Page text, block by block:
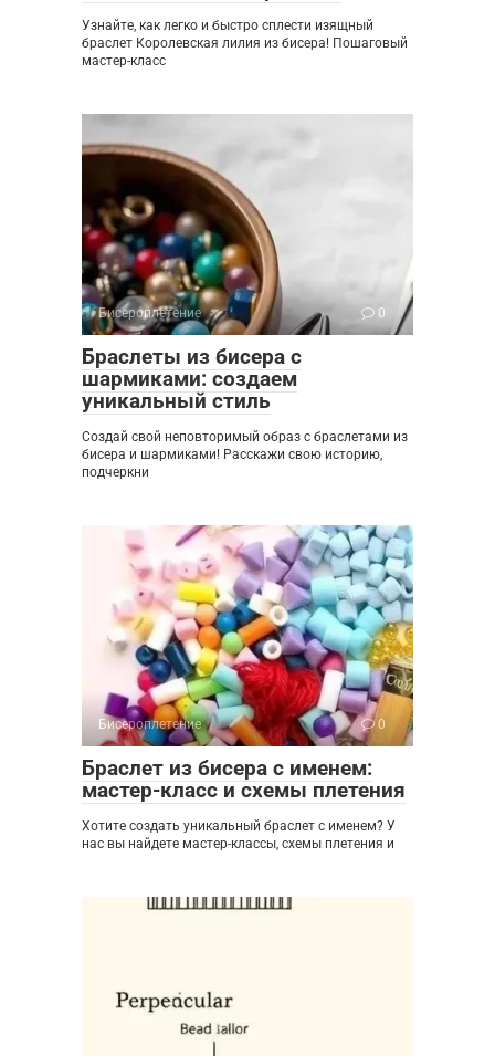
Узнайте, как легко и быстро сплести изящный
браслет Королевская лилия из бисера! Пошаговый
мастер-класс
Бисероплетение 0
Браслеты из бисера с
шармиками: создаем
уникальный стиль
Создай свой неповторимый образ с браслетами из
бисера и шармиками! Расскажи свою историю,
подчеркни
Бисероплетение 0
Браслет из бисера с именем:
мастер-класс и схемы плетения
Хотите создать уникальный браслет с именем? У
нас вы найдете мастер-классы, схемы плетения и